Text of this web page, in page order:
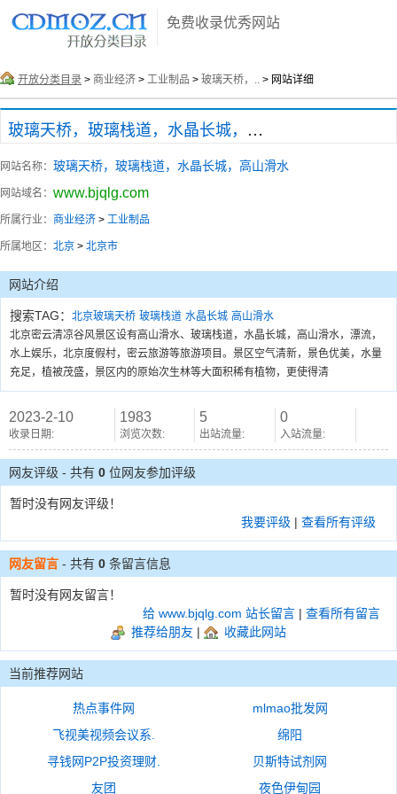
免费收录优秀网站
开放分类目录 > 商业经济 > 工业制品 > 玻璃天桥，.. > 网站详细
玻璃天桥，玻璃栈道，水晶长城，高山滑水
网站名称： 玻璃天桥，玻璃栈道，水晶长城，高山滑水
网站域名： www.bjqlg.com
所属行业： 商业经济 > 工业制品
所属地区： 北京 > 北京市
网站介绍
搜索TAG： 北京玻璃天桥 玻璃栈道 水晶长城 高山滑水
北京密云清凉谷风景区设有高山滑水、玻璃栈道，水晶长城，高山滑水，漂流，
水上娱乐，北京度假村，密云旅游等旅游项目。景区空气清新，景色优美，水量
充足，植被茂盛，景区内的原始次生林等大面积稀有植物，更使得清
2023-2-10
收录日期:
1983
浏览次数:
5
出站流量:
0
入站流量:
网友评级 - 共有 0 位网友参加评级
暂时没有网友评级！
我要评级 | 查看所有评级
网友留言 - 共有 0 条留言信息
暂时没有网友留言！
给 www.bjqlg.com 站长留言 | 查看所有留言
推荐给朋友 | 收藏此网站
当前推荐网站
热点事件网
mlmao批发网
飞视美视频会议系.
绵阳
寻钱网P2P投资理财.
贝斯特试剂网
友团
夜色伊甸园